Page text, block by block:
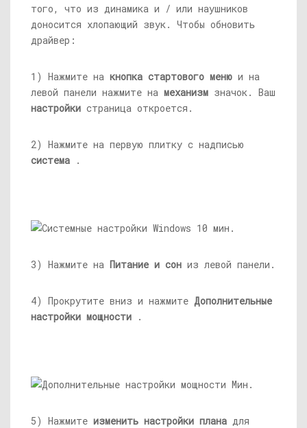
того, что из динамика и / или наушников
доносится хлопающий звук. Чтобы обновить
драйвер:
1) Нажмите на кнопка стартового меню и на
левой панели нажмите на механизм значок. Ваш
настройки страница откроется.
2) Нажмите на первую плитку с надписью
система .
3) Нажмите на Питание и сон из левой панели.
4) Прокрутите вниз и нажмите Дополнительные
настройки мощности .
5) Нажмите изменить настройки плана для